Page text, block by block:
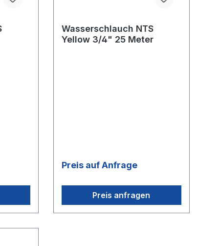
Wasserschlauch NTS
Yellow 3/4" 25 Meter
Preis auf Anfrage
Preis anfragen